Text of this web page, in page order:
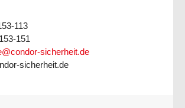
113
151
sicherheit.de
sicherheit.de